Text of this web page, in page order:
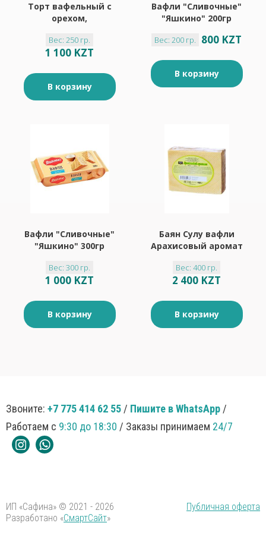
Торт вафельный с
орехом,
"Яшкино" 250гр
Вес: 250 гр.
1 100 KZT
В корзину
Вафли "Сливочные"
"Яшкино" 200гр
Вес: 200 гр. 800 KZT
В корзину
Вафли "Сливочные"
"Яшкино" 300гр
Вес: 300 гр.
1 000 KZT
В корзину
Баян Сулу вафли
Арахисовый аромат
Вес: 400 гр.
2 400 KZT
В корзину
Звоните: +7 775 414 62 55 / Пишите в WhatsApp /
Работаем с 9:30 до 18:30 / Заказы принимаем 24/7
ИП «Сафина» © 2021 - 2026
Публичная оферта
Разработано «СмартСайт»